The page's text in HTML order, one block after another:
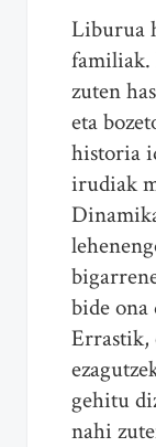
Liburua
familiak.
zuten
eta
historia
irudiak
bide
Errastik,
gehitu
nahi